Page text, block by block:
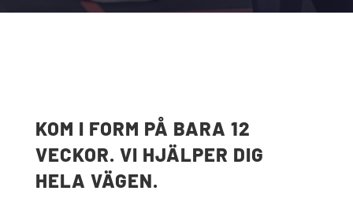
KOM I FORM PÅ BARA 12
VECKOR. VI HJÄLPER DIG
HELA VÄGEN.